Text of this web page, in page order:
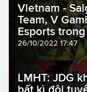
Vietnam -
Team, V
Esports
26/10/2022 17:47
LMHT: JDG
bất kì đội